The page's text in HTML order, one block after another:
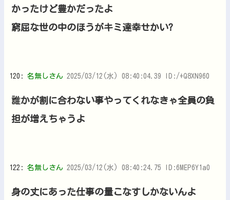
かったけど豊かだったよ
窮屈な世の中のほうがキミ達幸せかい?
120: 名無しさん 2025/03/12(水) 08:40:04.39 ID:/+Q8XN960
誰かが割に合わない事やってくれなきゃ全員の負
担が増えちゃうよ
122: 名無しさん 2025/03/12(水) 08:40:24.75 ID:6MEP6Y1a0
身の丈にあった仕事の量こなすしかないんよ